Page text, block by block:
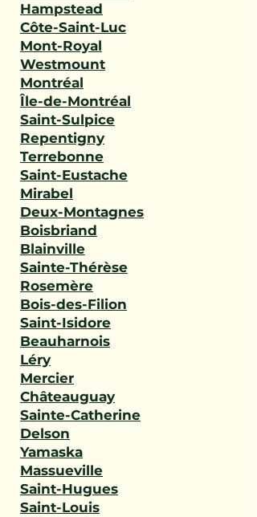
Hampstead
Côte-Saint-Luc
Mont-Royal
Westmount
Montréal
Île-de-Montréal
Saint-Sulpice
Repentigny
Terrebonne
Saint-Eustache
Mirabel
Deux-Montagnes
Boisbriand
Blainville
Sainte-Thérèse
Rosemère
Bois-des-Filion
Saint-Isidore
Beauharnois
Léry
Mercier
Châteauguay
Sainte-Catherine
Delson
Yamaska
Massueville
Saint-Hugues
Saint-Louis